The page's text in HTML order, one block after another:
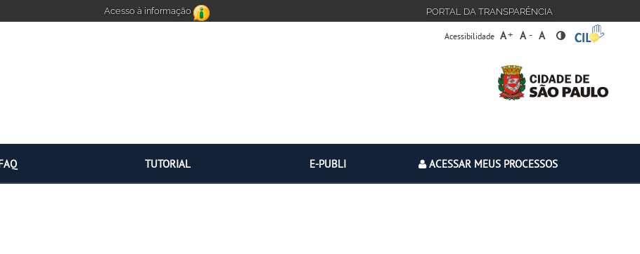
Acesso à informação PORTAL DA TRANSPARÊNCIA
A+ A - A
Acessibilidade
TUTORIAL E-PUBLI ACESSAR MEUS PROCESSOS